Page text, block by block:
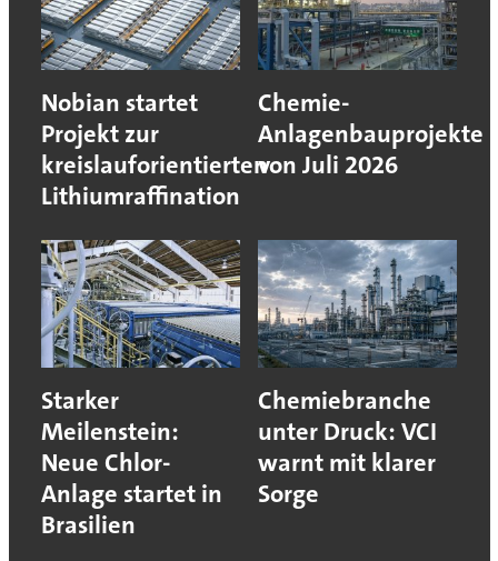
Nobian startet
Projekt zur
kreislauforientierten
Lithiumraffination
Chemie-
Anlagenbauprojekte
von Juli 2026
Starker
Meilenstein:
Neue Chlor-
Anlage startet in
Brasilien
Chemiebranche
unter Druck: VCI
warnt mit klarer
Sorge